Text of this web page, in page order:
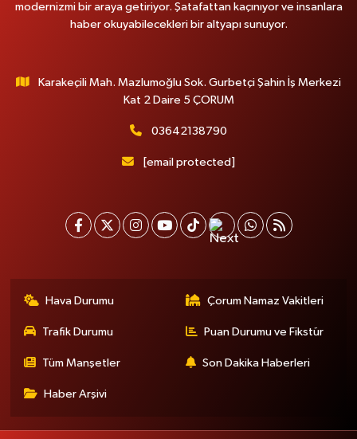
modernizmi bir araya getiriyor. Şatafattan kaçınıyor ve insanlara
haber okuyabilecekleri bir altyapı sunuyor.
Karakeçili Mah. Mazlumoğlu Sok. Gurbetçi Şahin İş Merkezi
Kat 2 Daire 5 ÇORUM
03642138790
[email protected]
Hava Durumu Çorum Namaz Vakitleri
Trafik Durumu Puan Durumu ve Fikstür
Tüm Manşetler Son Dakika Haberleri
Haber Arşivi